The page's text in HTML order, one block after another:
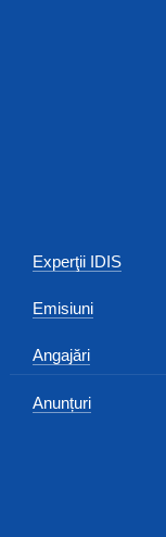
Experţii IDIS
Emisiuni
Angajări
Anunțuri